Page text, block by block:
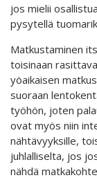
jos mielii
pysytellä
Matkustaminen
toisinaan
yöaikaisen
suoraan
työhön, joten
ovat myös niin
nähtävyyksille,
juhlalliselta, jos
nähdä